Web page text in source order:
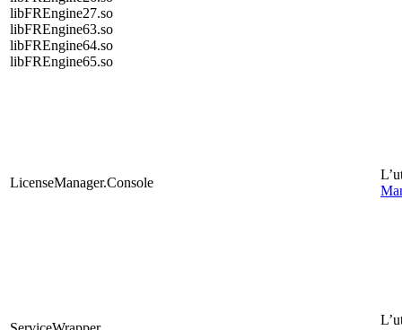
libFREngine27.so
libFREngine63.so
libFREngine64.so
libFREngine65.so
LicenseManager.Console